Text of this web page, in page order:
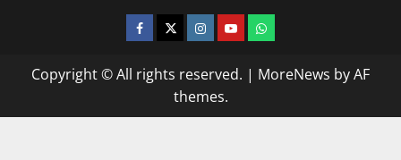
facebooktwitterinstagram.com
youtubewhatsapp
Copyright © All rights reserved. | MoreNews by AF
themes.